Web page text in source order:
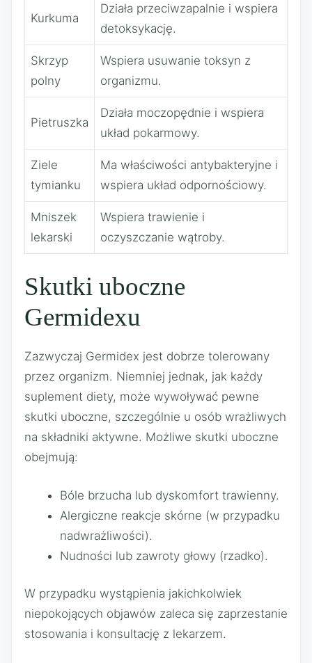
Kurkuma
Działa przeciwzapalnie i wspiera
detoksykację.
Skrzyp
polny
Wspiera usuwanie toksyn z
organizmu.
Pietruszka
Działa moczopędnie i wspiera
układ pokarmowy.
Ziele
tymianku
Ma właściwości antybakteryjne i
wspiera układ odpornościowy.
Mniszek
lekarski
Wspiera trawienie i
oczyszczanie wątroby.
Skutki uboczne
Germidexu
Zazwyczaj Germidex jest dobrze tolerowany
przez organizm. Niemniej jednak, jak każdy
suplement diety, może wywoływać pewne
skutki uboczne, szczególnie u osób wrażliwych
na składniki aktywne. Możliwe skutki uboczne
obejmują:
Bóle brzucha lub dyskomfort trawienny.
Alergiczne reakcje skórne (w przypadku
nadwrażliwości).
Nudności lub zawroty głowy (rzadko).
W przypadku wystąpienia jakichkolwiek
niepokojących objawów zaleca się zaprzestanie
stosowania i konsultację z lekarzem.